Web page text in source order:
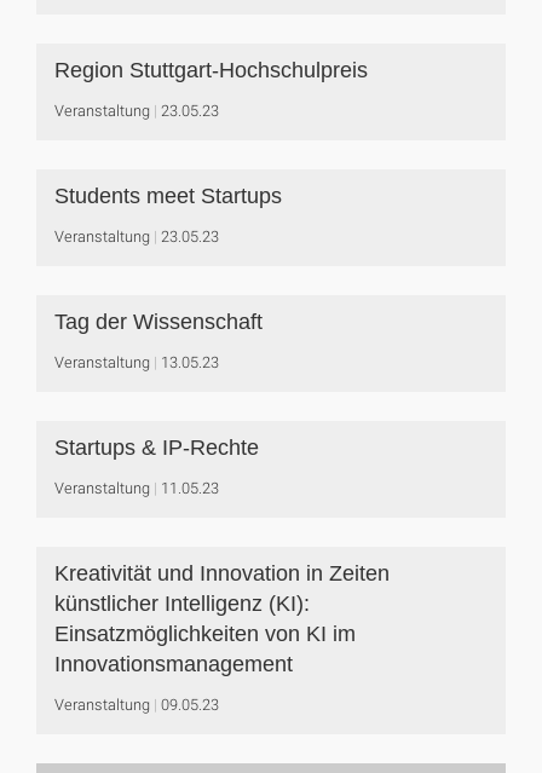
Region Stuttgart-Hochschulpreis
Veranstaltung 23.05.23
Students meet Startups
Veranstaltung 23.05.23
Tag der Wissenschaft
Veranstaltung 13.05.23
Startups & IP-Rechte
Veranstaltung 11.05.23
Kreativität und Innovation in Zeiten
künstlicher Intelligenz (KI):
Einsatzmöglichkeiten von KI im
Innovationsmanagement
Veranstaltung 09.05.23